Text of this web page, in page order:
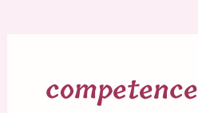
competence